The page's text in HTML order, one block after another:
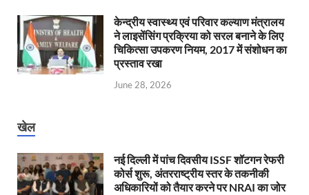
केन्‍द्रीय स्वास्थ्य एवं परिवार कल्याण मंत्रालय
ने लाइसेंसिंग प्रक्रिया को सरल बनाने के लिए
चिकित्सा उपकरण नियम, 2017 में संशोधन का
प्रस्ताव रखा
June 28, 2026
खेल
नई दिल्ली में पांच दिवसीय ISSF शॉटगन रेफरी
कोर्स शुरू, अंतरराष्ट्रीय स्तर के तकनीकी
अधिकारियों को तैयार करने पर NRAI का जोर